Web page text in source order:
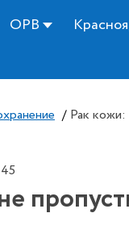
ОРВ
/ Рак кожи: